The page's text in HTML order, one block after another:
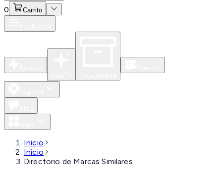
0 Carrito
Inicio
Inicio
Directorio de Marcas Similares